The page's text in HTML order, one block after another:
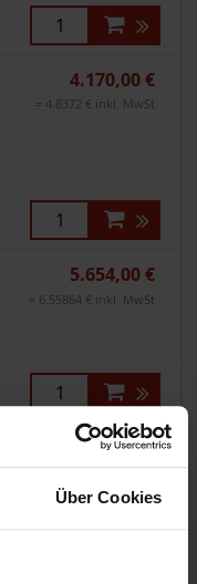
Über Cookies
4.170,00 €
= 4.8372 € inkl. MwSt
5.654,00 €
= 6.55864 € inkl. MwSt
6.486,00 €
= 7.52376 € inkl. MwSt